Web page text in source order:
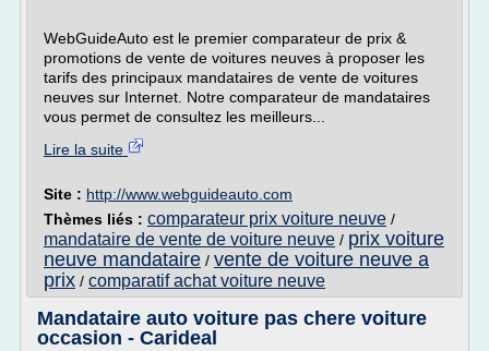
WebGuideAuto est le premier comparateur de prix &
promotions de vente de voitures neuves à proposer les
tarifs des principaux mandataires de vente de voitures
neuves sur Internet. Notre comparateur de mandataires
vous permet de consultez les meilleurs...
Lire la suite
Site : http://www.webguideauto.com
Thèmes liés : comparateur prix voiture neuve /
mandataire de vente de voiture neuve / prix voiture
neuve mandataire / vente de voiture neuve a
prix / comparatif achat voiture neuve
Mandataire auto voiture pas chere voiture
occasion - Carideal